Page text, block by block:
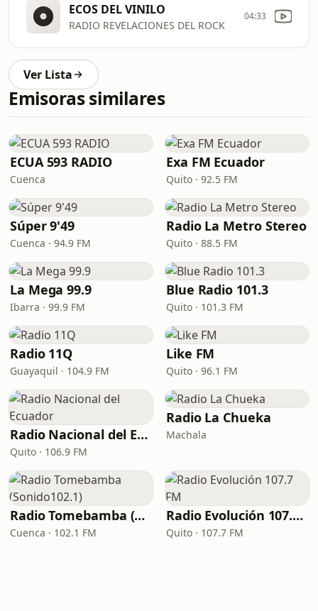
ECOS DEL VINILO
RADIO REVELACIONES DEL ROCK
04:33
Ver Lista
Emisoras similares
ECUA 593 RADIO
Cuenca
Exa FM Ecuador
Quito · 92.5 FM
Súper 9'49
Cuenca · 94.9 FM
Radio La Metro Stereo
Quito · 88.5 FM
La Mega 99.9
Ibarra · 99.9 FM
Blue Radio 101.3
Quito · 101.3 FM
Radio 11Q
Guayaquil · 104.9 FM
Like FM
Quito · 96.1 FM
Radio Nacional del Ecuador
Quito · 106.9 FM
Radio La Chueka
Machala
Radio Tomebamba (Sonido102.1)
Cuenca · 102.1 FM
Radio Evolución 107.7 FM
Quito · 107.7 FM